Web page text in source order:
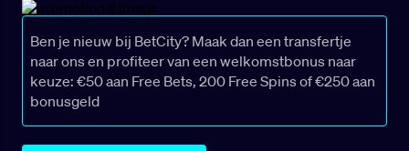
Ben je nieuw bij BetCity? Maak dan een transfertje
naar ons en profiteer van een welkomstbonus naar
keuze: €50 aan Free Bets, 200 Free Spins of €250 aan
bonusgeld